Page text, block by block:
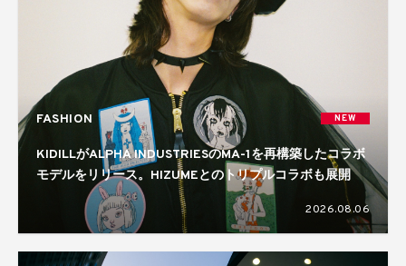
FASHION NEW
KIDILLがALPHA INDUSTRIESのMA-1を再構築したコラボ
モデルをリリース。HIZUMEとのトリプルコラボも展開
2026.08.06